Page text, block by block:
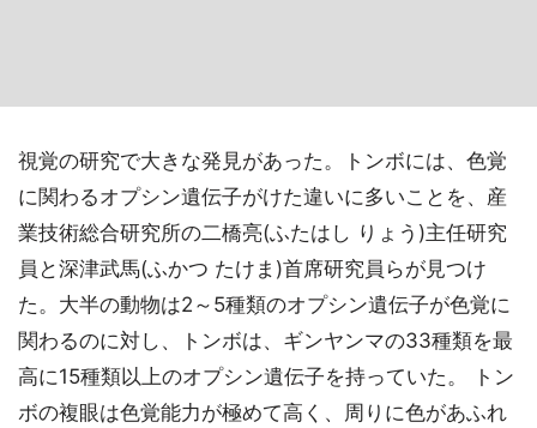
視覚の研究で大きな発見があった。トンボには、色覚
に関わるオプシン遺伝子がけた違いに多いことを、産
業技術総合研究所の二橋亮(ふたはし りょう)主任研究
員と深津武馬(ふかつ たけま)首席研究員らが見つけ
た。大半の動物は2～5種類のオプシン遺伝子が色覚に
関わるのに対し、トンボは、ギンヤンマの33種類を最
高に15種類以上のオプシン遺伝子を持っていた。 トン
ボの複眼は色覚能力が極めて高く、周りに色があふれ